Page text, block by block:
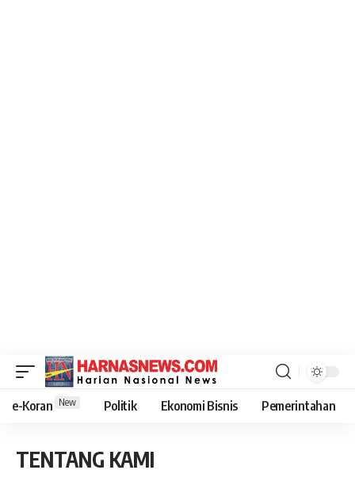
e-Koran New Politik Ekonomi Bisnis Pemerintahan
TENTANG KAMI